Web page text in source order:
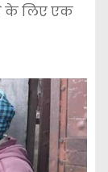
के लिए एक